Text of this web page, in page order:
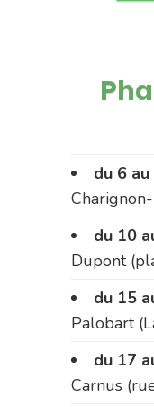
du 6
du 10
Dupont
du 15
Palobart
du 17
Carnus